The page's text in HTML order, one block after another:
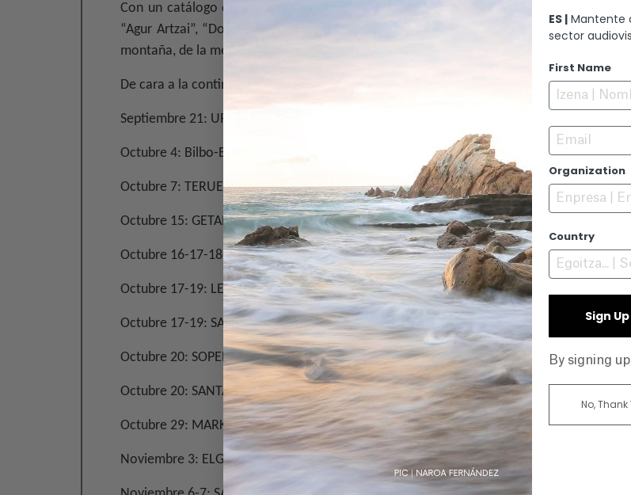
Con un catálogo de películas con títulos como “Everest Sea to Summit”, “This is
“Agur Artzai”, “Doo Sar”, “De l’ombre à la lumiére” o “Yhabril: el buscador de luz”,
montaña, de la mejor calidad.
De cara a la continuación de la temporada en otoño, estas son las citas previstas:
Septiembre 21: URNIETA
Octubre 4: Bilbo-BASURTO
Octubre 7: TERUEL
Octubre 15: GETARIA
Octubre 16-17-18-19: MADRID
Octubre 17-19: LEÓN
Octubre 17-19: SALAMANCA
Octubre 20: SOPELA
Octubre 20: SANTA BRÍGIDA
Octubre 29: MARKINA-XEMEIN
Noviembre 3: ELGOIBAR
ES | Mantente
sector
First Name
Email
Organization
Country
Sign
By signing
No, Thank